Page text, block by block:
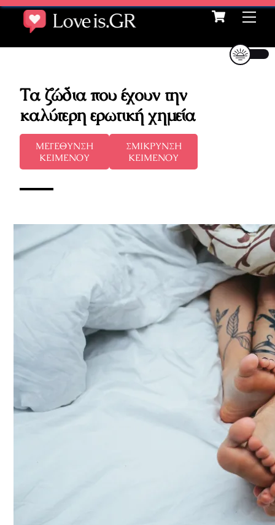
Skip
content
Cart
Τα ζώδια που έχουν την
καλύτερη ερωτική χημεία
ΜΕΓΕΘΥΝΣΗ
ΚΕΙΜΕΝΟΥ
ΣΜΙΚΡΥΝΣΗ
ΚΕΙΜΕΝΟΥ